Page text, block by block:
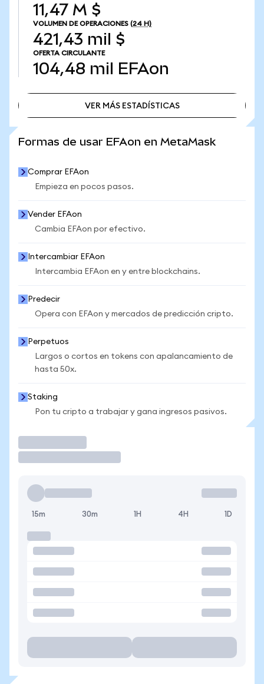
11,47 M $
VOLUMEN DE OPERACIONES (24 H)
421,43 mil $
OFERTA CIRCULANTE
104,48 mil EFAon
VER MÁS ESTADÍSTICAS
Formas de usar EFAon en MetaMask
Comprar EFAon
Empieza en pocos pasos.
Vender EFAon
Cambia EFAon por efectivo.
Intercambiar EFAon
Intercambia EFAon en y entre blockchains.
Predecir
Opera con EFAon y mercados de predicción cripto.
Perpetuos
Largos o cortos en tokens con apalancamiento de
hasta 50x.
Staking
Pon tu cripto a trabajar y gana ingresos pasivos.
15m 30m 1H 4H 1D